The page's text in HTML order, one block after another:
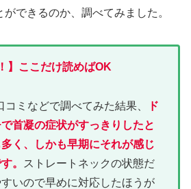
できるのか、調べてみました。
】ここだけ読めばOK
ミなどで調べてみた結果、
ド
首凝の症状がすっきりしたと
く、しかも早期にそれが感じ
。
ストレートネックの状態だ
いので早めに対応したほうが